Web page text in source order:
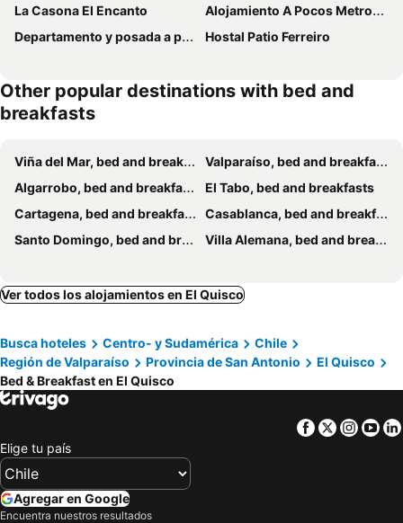
La Casona El Encanto
Alojamiento A Pocos Metros De La Playa
Departamento y posada a pocos metros del mar
Hostal Patio Ferreiro
Other popular destinations with bed and
breakfasts
Viña del Mar, bed and breakfasts
Valparaíso, bed and breakfasts
Algarrobo, bed and breakfasts
El Tabo, bed and breakfasts
Cartagena, bed and breakfasts
Casablanca, bed and breakfasts
Santo Domingo, bed and breakfasts
Villa Alemana, bed and breakfasts
Ver todos los alojamientos en El Quisco
Busca hoteles Centro- y Sudamérica
Chile
Región de Valparaíso
Provincia de San Antonio
El Quisco
Bed & Breakfast en El Quisco
Facebook
Twitter
Elige tu país
Agregar en Google
Encuentra nuestros resultados